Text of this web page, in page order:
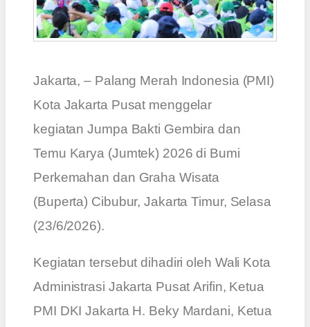
Jakarta, – Palang Merah Indonesia (PMI)
Kota Jakarta Pusat menggelar
kegiatan Jumpa Bakti Gembira dan
Temu Karya (Jumtek) 2026 di Bumi
Perkemahan dan Graha Wisata
(Buperta) Cibubur, Jakarta Timur, Selasa
(23/6/2026).
Kegiatan tersebut dihadiri oleh Wali Kota
Administrasi Jakarta Pusat Arifin, Ketua
PMI DKI Jakarta H. Beky Mardani, Ketua